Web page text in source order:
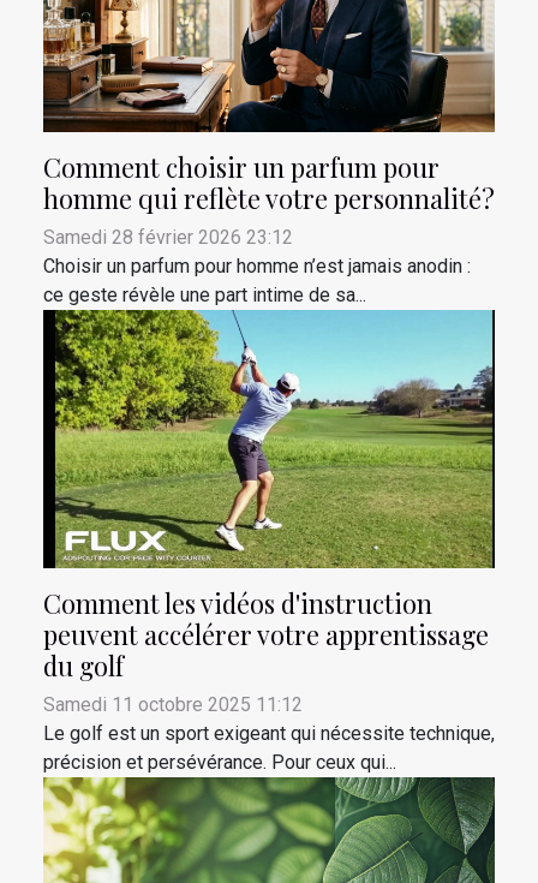
Comment choisir un parfum pour
homme qui reflète votre personnalité?
Samedi 28 février 2026 23:12
Choisir un parfum pour homme n’est jamais anodin :
ce geste révèle une part intime de sa...
Comment les vidéos d'instruction
peuvent accélérer votre apprentissage
du golf
Samedi 11 octobre 2025 11:12
Le golf est un sport exigeant qui nécessite technique,
précision et persévérance. Pour ceux qui...